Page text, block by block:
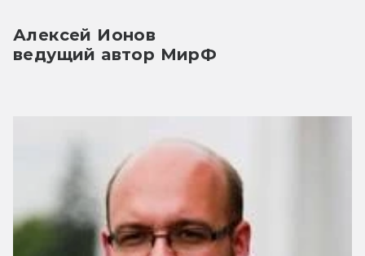
Алексей Ионов
ведущий автор МирФ